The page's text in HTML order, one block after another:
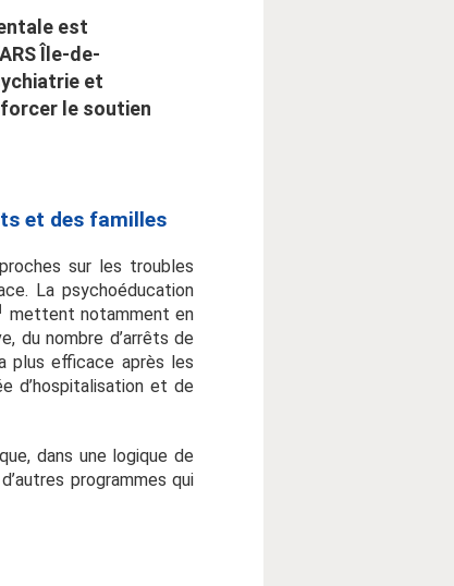
est
Île-de-
et
le soutien
et des familles
sur les troubles
La psychoéducation
mettent notamment en
du nombre d’arrêts de
plus efficace après les
d’hospitalisation et de
dans une logique de
programmes qui